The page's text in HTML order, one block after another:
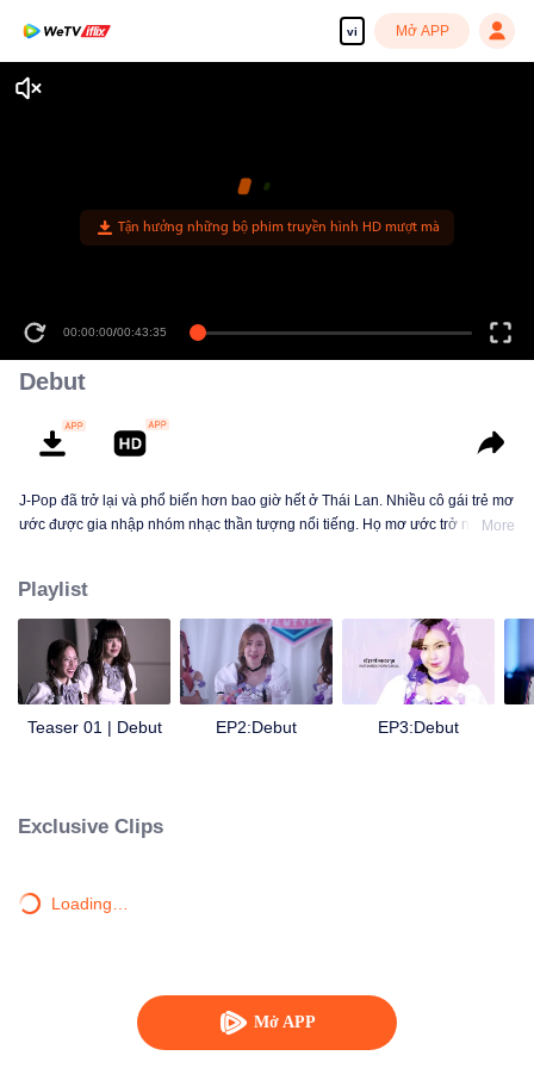
vi Mở APP
Mở APP
Tận hưởng những bộ phim truyền hình HD mượt mà
00:00:00/00:43:35
Debut
J-Pop đã trở lại và phổ biến hơn bao giờ hết ở Thái Lan. Nhiều cô gái trẻ mơ
ước được gia nhập nhóm nhạc thần tượng nổi tiếng. Họ mơ ước trở nên nổi
nhóm nhạc thần tượng không phải là điều dễ dàng. Những cô gái trẻ hay
‘thành viên’ này phải tuân thủ các quy tắc nghiêm ngặt trong ít nhất 6 năm.
Quên đi cuộc sống bình thường của một thiếu niên. Quên chuyện hẹn hò đi.
Các thành viên này phải luyện tập cả ngày lẫn đêm. Họ phải loại bỏ tính
cách cũ của mình và thay thế bằng hình tượng ‘ngây thơ, cô gái nhà bên’ mà
tượng nổi tiếng có tên là 'Newtype'. Chương trình thực sự của cô là tìm hiểu
thành một cô gái ngây thơ, kiểu thần tượng hàng xóm. Sau đó cô ấy được
More
Playlist
Teaser 01 | Debut EP2:Debut EP3:Debut
Exclusive Clips
Loading…